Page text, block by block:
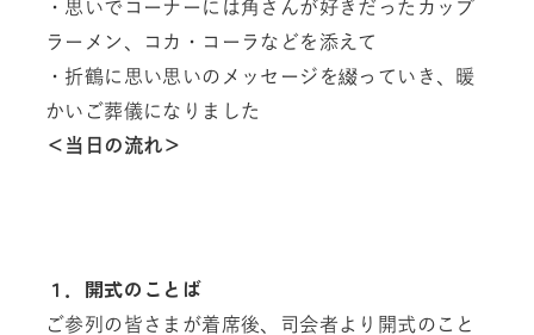
・思いでコーナーには角さんが好きだったカップ
ラーメン、コカ・コーラなどを添えて
・折鶴に思い思いのメッセージを綴っていき、暖
かいご葬儀になりました
＜当日の流れ＞
１．開式のことば
ご参列の皆さまが着席後、司会者より開式のこと